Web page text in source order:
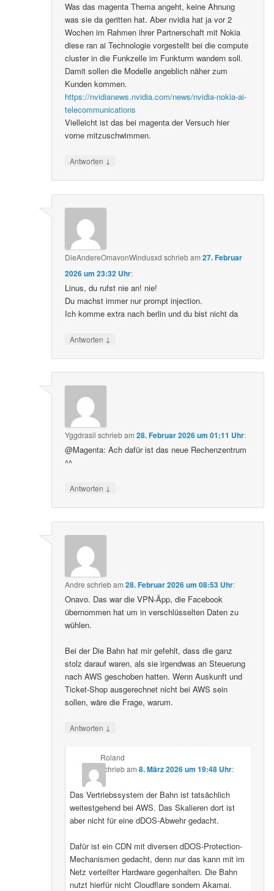
Was das magenta Thema angeht, keine Ahnung
was sie da geritten hat. Aber nvidia hat ja vor 2
Wochen im Rahmen ihrer Partnerschaft mit Nokia
diese ran ai Technologie vorgestellt bei die compute
cluster in die Funkzelle im Funkturm wandern soll.
Damit sollen die Modelle angeblich näher zum
Kunden kommen.
https://nvidianews.nvidia.com/news/nvidia-nokia-ai-
telecommunications
Vielleicht ist das bei magenta der Versuch hier
vorne mitzuschwimmen.
Antworten ↓
DieAndereOmavonWindusxd schriebam27. Februar
2026 um 23:32 Uhr:
Linus, du rufst nie an! nie!
Du machst immer nur prompt injection.
Ich komme extra nach berlin und du bist nicht da
Antworten ↓
Yggdrasil schriebam28. Februar 2026 um 01:11 Uhr:
@Magenta: Ach dafür ist das neue Rechenzentrum
^^
Antworten ↓
Andre schriebam28. Februar 2026 um 08:53 Uhr:
Onavo. Das war die VPN-Äpp, die Facebook
übernommen hat um in verschlüsselten Daten zu
wühlen.
Bei der Die Bahn hat mir gefehlt, dass die ganz
stolz darauf waren, als sie irgendwas an Steuerung
nach AWS geschoben hatten. Wenn Auskunft und
Ticket-Shop ausgerechnet nicht bei AWS sein
sollen, wäre die Frage, warum.
Antworten ↓
Roland
schriebam 8. März 2026 um 19:48 Uhr:
Das Vertriebssystem der Bahn ist tatsächlich
weitestgehend bei AWS. Das Skalieren dort ist
aber nicht für eine dDOS-Abwehr gedacht.
Dafür ist ein CDN mit diversen dDOS-Protection-
Mechanismen gedacht, denn nur das kann mit im
Netz verteilter Hardware gegenhalten. Die Bahn
nutzt hierfür nicht Cloudflare sondern Akamai.